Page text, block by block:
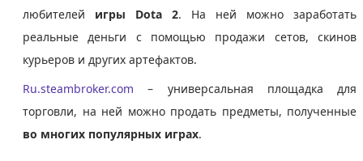
любителей игры Dota 2. На ней можно заработать
реальные деньги с помощью продажи сетов, скинов
курьеров и других артефактов.
Ru.steambroker.com – универсальная площадка для
торговли, на ней можно продать предметы, полученные
во многих популярных играх.